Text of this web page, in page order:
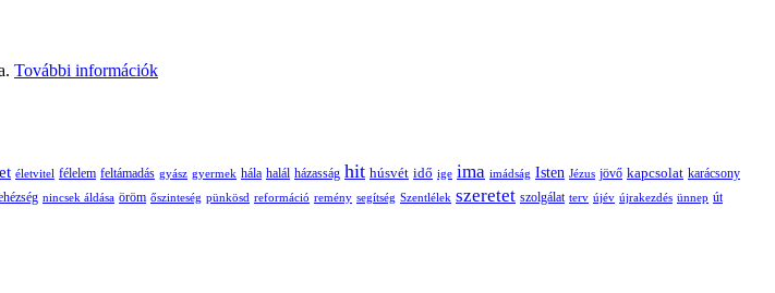
További információk
életvitel félelem feltámadás gyász gyermek hála halál házasság hit húsvét idő ige ima imádság Isten Jézus jövő kapcsolat karácsony
nincsek áldása öröm őszinteség pünkösd reformáció remény segítség Szentlélek szeretet szolgálat terv újév újrakezdés ünnep út